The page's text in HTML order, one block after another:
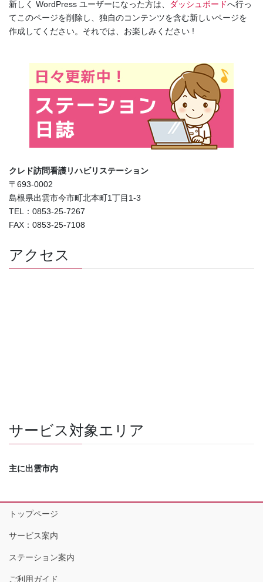
新しく WordPress ユーザーになった方は、 ダッシュボードへ行っ
てこのページを削除し、独自のコンテンツを含む新しいページを
作成してください。それでは、お楽しみください !
クレド訪問看護リハビリステーション
〒693-0002
島根県出雲市今市町北本町1丁目1-3
TEL：0853-25-7267
FAX：0853-25-7108
アクセス
サービス対象エリア
主に出雲市内
トップページ
サービス案内
ステーション案内
ご利用ガイド